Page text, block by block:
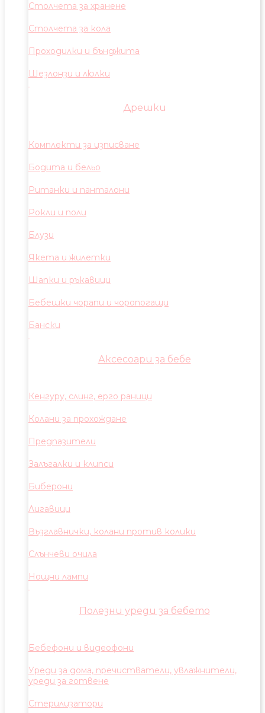
Столчета за хранене
Столчета за кола
Проходилки и бънджита
Шезлонзи и люлки
Дрешки
Комплекти за изписване
Бодита и бельо
Ританки и панталони
Рокли и поли
Блузи
Якета и жилетки
Шапки и ръкавици
Бебешки чорапи и чоропогащи
Бански
Аксесоари за бебе
Кенгуру, слинг, ерго раници
Колани за прохождане
Предпазители
Залъгалки и клипси
Биберони
Лигавици
Възглавнички, колани против колики
Слънчеви очила
Нощни лампи
Полезни уреди за бебето
Бебефони и видеофони
Уреди за дома, пречистватели, увлажнители,
уреди за готвене
Стерилизатори